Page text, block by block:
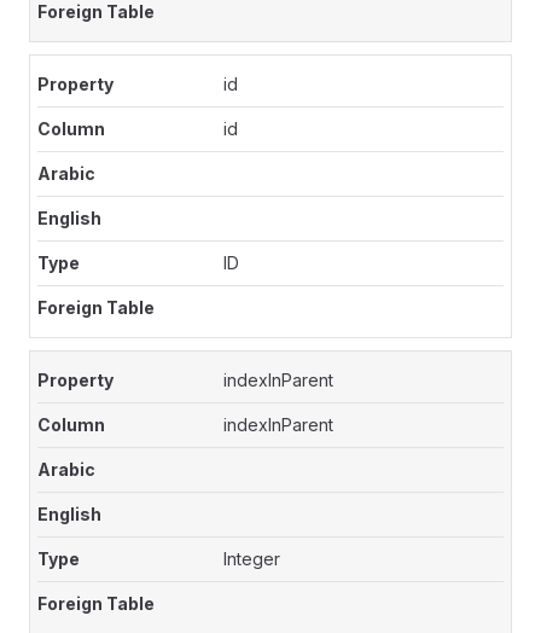
id
id
ID
indexInParent
indexInParent
Integer